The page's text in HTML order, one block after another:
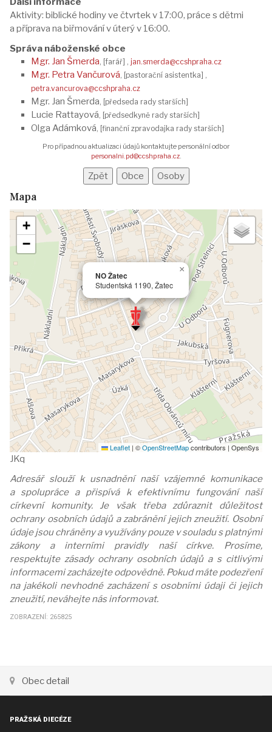
Aktivity: biblické hodiny ve čtvrtek v 17:00, práce s dětmi
a příprava na biřmování v úterý v 16:00.
Správa náboženské obce
Mgr. Jan Šmerda, [farář] , jan.smerda@ccshpraha.cz
Mgr. Petra Vančurová, [pastorační asistentka] ,
petra.vancurova@ccshpraha.cz
Mgr. Jan Šmerda, [předseda rady starších]
Lucie Rattayová, [předsedkyně rady starších]
Olga Adámková, [finanční zpravodajka rady starších]
Pro případnou aktualizaci údajů kontaktujte personální odbor
personalni.pd@ccshpraha.cz.
Mapa
NO Žatec
Studentská 1190, Žatec
×
+
−
Leaflet | ©OpenStreetMapcontributors | OpenSys
JKq
Adresář slouží k usnadnění naší vzájemné komunikace
a spolupráce a přispívá k efektivnímu fungování naší
církevní komunity. Je však třeba zdůraznit důležitost
ochrany osobních údajů a zabránění jejich zneužití. Osobní
údaje jsou chráněny a využívány pouze v souladu s platnými
zákony a interními pravidly naší církve. Prosíme,
respektujte zásady ochrany osobních údajů a s citlivými
informacemi zacházejte odpovědně. Pokud máte podezření
na jakékoli nevhodné zacházení s osobními údaji či jejich
zneužití, neváhejte nás informovat.
ZOBRAZENÍ: 265825
Obec detail
PRAŽSKÁ DIECÉZE